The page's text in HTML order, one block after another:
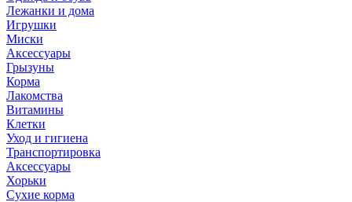
Лежанки и дома
Игрушки
Миски
Аксессуары
Грызуны
Корма
Лакомства
Витамины
Клетки
Уход и гигиена
Транспортировка
Аксессуары
Хорьки
Сухие корма